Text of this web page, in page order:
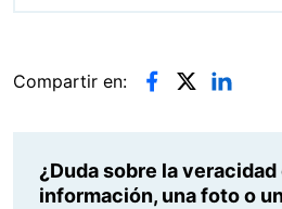
Compartir en:
¿Duda sobre la veracidad
información, una foto o